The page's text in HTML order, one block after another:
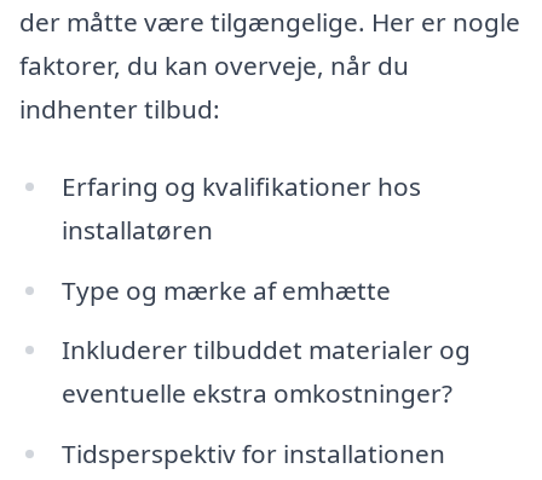
der måtte være tilgængelige. Her er nogle
faktorer, du kan overveje, når du
indhenter tilbud:
Erfaring og kvalifikationer hos
installatøren
Type og mærke af emhætte
Inkluderer tilbuddet materialer og
eventuelle ekstra omkostninger?
Tidsperspektiv for installationen